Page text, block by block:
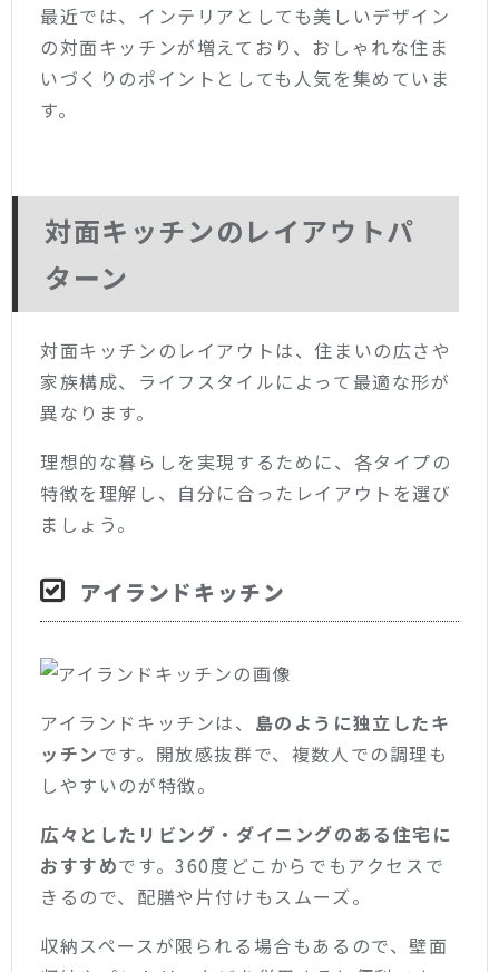
最近では、インテリアとしても美しいデザイン
の対面キッチンが増えており、おしゃれな住ま
いづくりのポイントとしても人気を集めていま
す。
対面キッチンのレイアウトパ
ターン
対面キッチンのレイアウトは、住まいの広さや
家族構成、ライフスタイルによって最適な形が
異なります。
理想的な暮らしを実現するために、各タイプの
特徴を理解し、自分に合ったレイアウトを選び
ましょう。
アイランドキッチン
アイランドキッチンは、 島のように独立したキ
ッチンです。開放感抜群で、複数人での調理も
しやすいのが特徴。
広々としたリビング・ダイニングのある住宅に
おすすめです。360度どこからでもアクセスで
きるので、配膳や片付けもスムーズ。
収納スペースが限られる場合もあるので、壁面